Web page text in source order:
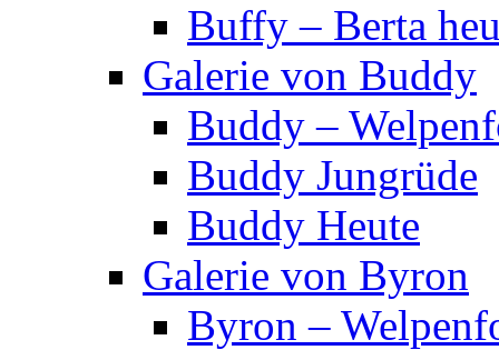
Buffy – Berta
Galerie von Buddy
Buddy –
Buddy Jungrüde
Buddy Heute
Galerie von Byron
Byron –